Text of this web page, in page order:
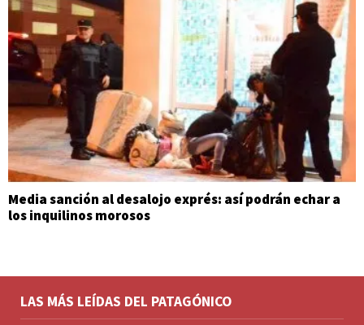
Media sanción al desalojo exprés: así podrán echar a
los inquilinos morosos
LAS MÁS LEÍDAS DEL PATAGÓNICO